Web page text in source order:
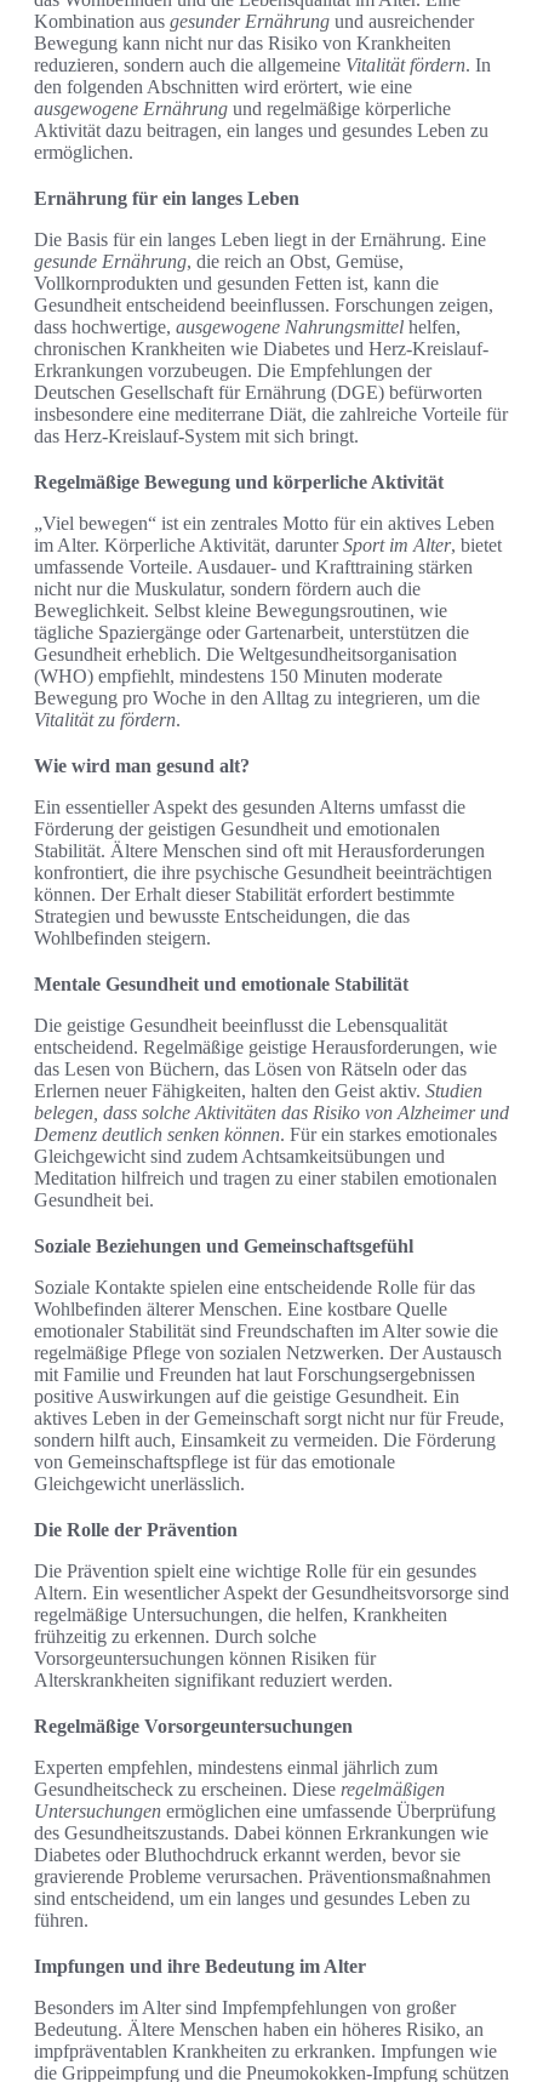
Kombination aus gesunder Ernährung und ausreichender
Bewegung kann nicht nur das Risiko von Krankheiten
reduzieren, sondern auch die allgemeine Vitalität fördern. In
den folgenden Abschnitten wird erörtert, wie eine
ausgewogene Ernährung und regelmäßige körperliche
Aktivität dazu beitragen, ein langes und gesundes Leben zu
ermöglichen.
Ernährung für ein langes Leben
Die Basis für ein langes Leben liegt in der Ernährung. Eine
gesunde Ernährung, die reich an Obst, Gemüse,
Vollkornprodukten und gesunden Fetten ist, kann die
Gesundheit entscheidend beeinflussen. Forschungen zeigen,
dass hochwertige, ausgewogene Nahrungsmittel helfen,
chronischen Krankheiten wie Diabetes und Herz-Kreislauf-
Erkrankungen vorzubeugen. Die Empfehlungen der
Deutschen Gesellschaft für Ernährung (DGE) befürworten
insbesondere eine mediterrane Diät, die zahlreiche Vorteile für
das Herz-Kreislauf-System mit sich bringt.
Regelmäßige Bewegung und körperliche Aktivität
„Viel bewegen“ ist ein zentrales Motto für ein aktives Leben
im Alter. Körperliche Aktivität, darunterSport im Alter, bietet
umfassende Vorteile. Ausdauer- und Krafttraining stärken
nicht nur die Muskulatur, sondern fördern auch die
Beweglichkeit. Selbst kleine Bewegungsroutinen, wie
tägliche Spaziergänge oder Gartenarbeit, unterstützen die
Gesundheit erheblich. Die Weltgesundheitsorganisation
(WHO) empfiehlt, mindestens 150 Minuten moderate
Bewegung pro Woche in den Alltag zu integrieren, um die
Vitalität zu fördern.
Wie wird man gesund alt?
Ein essentieller Aspekt des gesunden Alterns umfasst die
Förderung der geistigen Gesundheit und emotionalen
Stabilität. Ältere Menschen sind oft mit Herausforderungen
konfrontiert, die ihre psychische Gesundheit beeinträchtigen
können. Der Erhalt dieser Stabilität erfordert bestimmte
Strategien und bewusste Entscheidungen, die das
Wohlbefinden steigern.
Mentale Gesundheit und emotionale Stabilität
Die geistige Gesundheit beeinflusst die Lebensqualität
entscheidend. Regelmäßige geistige Herausforderungen, wie
das Lesen von Büchern, das Lösen von Rätseln oder das
Erlernen neuer Fähigkeiten, halten den Geist aktiv. Studien
belegen, dass solche Aktivitäten das Risiko von Alzheimer und
Demenz deutlich senken können. Für ein starkes emotionales
Gleichgewicht sind zudem Achtsamkeitsübungen und
Meditation hilfreich und tragen zu einer stabilen emotionalen
Gesundheit bei.
Soziale Beziehungen und Gemeinschaftsgefühl
Soziale Kontakte spielen eine entscheidende Rolle für das
Wohlbefinden älterer Menschen. Eine kostbare Quelle
emotionaler Stabilität sind Freundschaften im Alter sowie die
regelmäßige Pflege von sozialen Netzwerken. Der Austausch
mit Familie und Freunden hat laut Forschungsergebnissen
positive Auswirkungen auf die geistige Gesundheit. Ein
aktives Leben in der Gemeinschaft sorgt nicht nur für Freude,
sondern hilft auch, Einsamkeit zu vermeiden. Die Förderung
von Gemeinschaftspflege ist für das emotionale
Gleichgewicht unerlässlich.
Die Rolle der Prävention
Die Prävention spielt eine wichtige Rolle für ein gesundes
Altern. Ein wesentlicher Aspekt der Gesundheitsvorsorge sind
regelmäßige Untersuchungen, die helfen, Krankheiten
frühzeitig zu erkennen. Durch solche
Vorsorgeuntersuchungen können Risiken für
Alterskrankheiten signifikant reduziert werden.
Regelmäßige Vorsorgeuntersuchungen
Experten empfehlen, mindestens einmal jährlich zum
Gesundheitscheck zu erscheinen. Diese regelmäßigen
Untersuchungen ermöglichen eine umfassende Überprüfung
des Gesundheitszustands. Dabei können Erkrankungen wie
Diabetes oder Bluthochdruck erkannt werden, bevor sie
gravierende Probleme verursachen. Präventionsmaßnahmen
sind entscheidend, um ein langes und gesundes Leben zu
führen.
Impfungen und ihre Bedeutung im Alter
Besonders im Alter sind Impfempfehlungen von großer
Bedeutung. Ältere Menschen haben ein höheres Risiko, an
impfpräventablen Krankheiten zu erkranken. Impfungen wie
die Grippeimpfung und die Pneumokokken-Impfung schützen